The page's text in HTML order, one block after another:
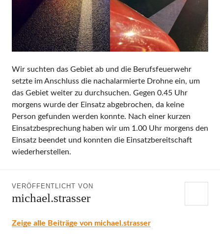
Wir suchten das Gebiet ab und die Berufsfeuerwehr
setzte im Anschluss die nachalarmierte Drohne ein, um
das Gebiet weiter zu durchsuchen. Gegen 0.45 Uhr
morgens wurde der Einsatz abgebrochen, da keine
Person gefunden werden konnte. Nach einer kurzen
Einsatzbesprechung haben wir um 1.00 Uhr morgens den
Einsatz beendet und konnten die Einsatzbereitschaft
wiederherstellen.
VERÖFFENTLICHT VON
michael.strasser
Zeige alle Beiträge von michael.strasser